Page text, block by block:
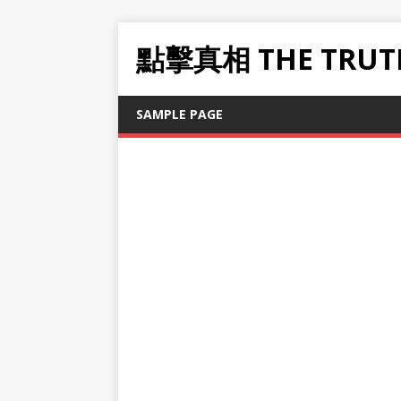
點擊真相 THE
SAMPLE PAGE